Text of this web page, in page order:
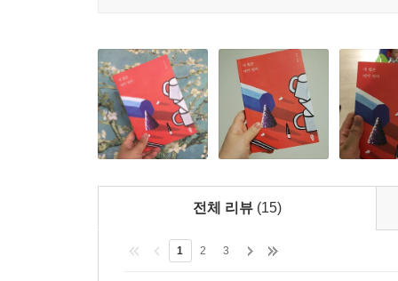
전체 리뷰 (15)
1 2 3